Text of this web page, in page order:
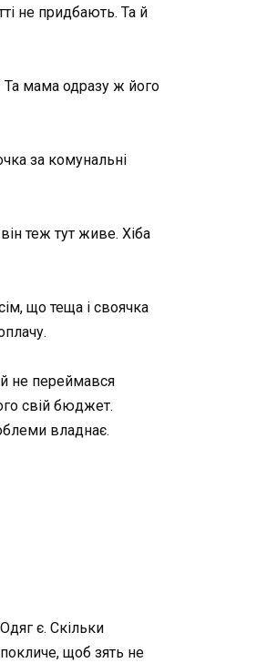
не придбають. Та й
Та мама одразу ж його
за комунальні
теж тут живе. Хіба
що теща і своячка
не переймався
свій бюджет.
владнає.
є. Скільки
щоб зять не